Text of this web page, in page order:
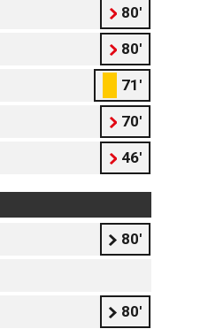
80'
80'
71'
70'
46'
80'
80'